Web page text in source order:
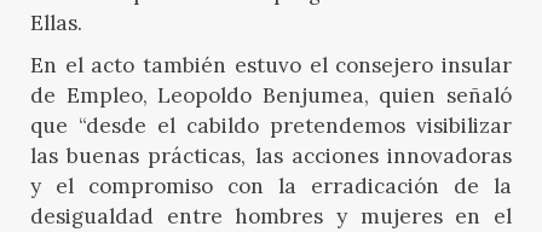
Ellas.
En el acto también estuvo el consejero insular
de Empleo, Leopoldo Benjumea, quien señaló
que “desde el cabildo pretendemos visibilizar
las buenas prácticas, las acciones innovadoras
y el compromiso con la erradicación de la
desigualdad entre hombres y mujeres en el